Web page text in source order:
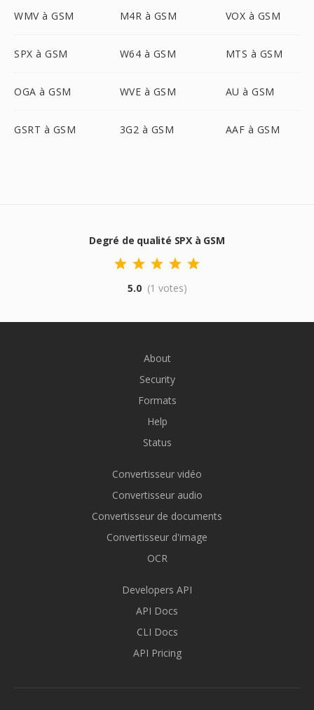
WMV à GSM M4R à GSM VOX à GSM
SPX à GSM W64 à GSM MTS à GSM
OGA à GSM WVE à GSM AU à GSM
GSRT à GSM 3G2 à GSM AAF à GSM
Degré de qualité SPX à GSM
5.0 (1 votes)
About
Security
Formats
Help
Status
Convertisseur vidéo
Convertisseur audio
Convertisseur de documents
Convertisseur d'image
OCR
Developers API
API Docs
CLI Docs
API Pricing